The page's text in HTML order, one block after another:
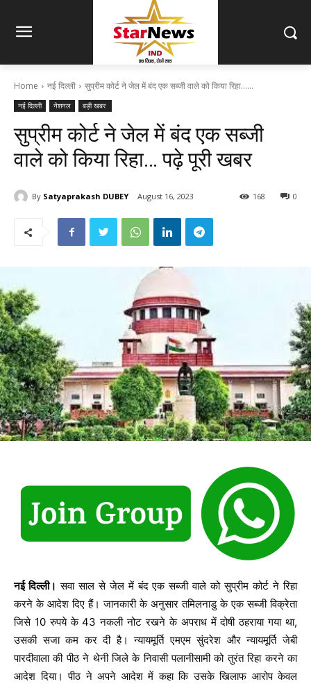
Home नई दिल्ली सुप्रीम कोर्ट ने जेल में बंद एक सब्जी वाले को किया रिहा......
नई दिल्ली नेशनल बड़ी खबर
सुप्रीम कोर्ट ने जेल में बंद एक सब्जी
वाले को किया रिहा… पढ़े पूरी खबर
By Satyaprakash DUBEY August 16, 2023 0
168
नई दिल्‍ली। सवा साल से जेल में बंद एक सब्जी वाले को सुप्रीम कोर्ट ने ‎रिहा
करने के आदेश ‎दिए हैं। जानकारी के अनुसार तमिलनाडु के एक सब्जी विक्रेता
जिसे 10 रुपये के 43 नकली नोट रखने के अपराध में दोषी ठहराया गया था,
उसकी सजा कम कर दी है। न्यायमूर्ति एमएम सुंदरेश और न्यायमूर्ति जेबी
पारदीवाला की पीठ ने थेनी जिले के निवासी पलानीसामी को तुरंत रिहा करने का
आदेश दिया। पीठ ने अपने आदेश में कहा कि उसके खिलाफ आरोप केवल